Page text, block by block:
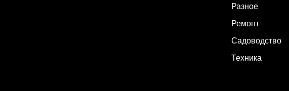
Разное
Ремонт
Садоводство
Техника